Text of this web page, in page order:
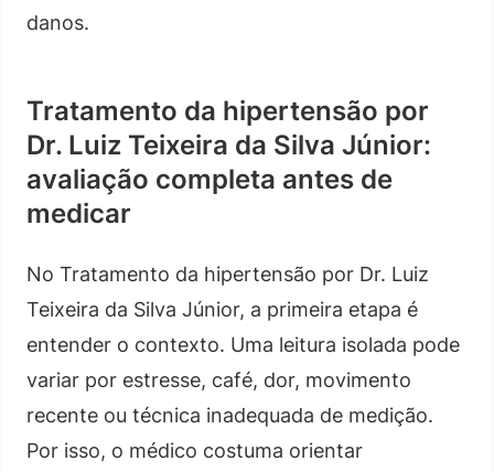
danos.
Tratamento da hipertensão por
Dr. Luiz Teixeira da Silva Júnior:
avaliação completa antes de
medicar
No Tratamento da hipertensão por Dr. Luiz
Teixeira da Silva Júnior, a primeira etapa é
entender o contexto. Uma leitura isolada pode
variar por estresse, café, dor, movimento
recente ou técnica inadequada de medição.
Por isso, o médico costuma orientar